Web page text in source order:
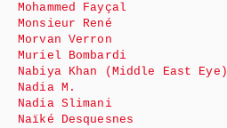
Mohammed Fayçal
Monsieur René
Morvan Verron
Muriel Bombardi
Nabiya Khan (Middle East Eye)
Nadia M.
Nadia Slimani
Naïké Desquesnes